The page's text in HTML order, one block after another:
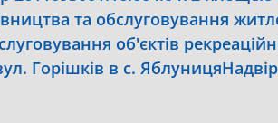
та обслуговування
об'єктів
Горішків в с.